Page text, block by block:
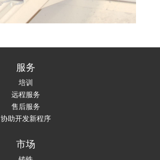
服务
培训
远程服务
售后服务
协助开发新程序
市场